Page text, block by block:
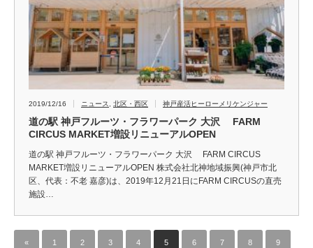
2019/12/16 ニュース 北区・西区 神戸産活ヒーローメリケンジャー
道の駅 神戸フルーツ・フラワーパーク 大沢 FARM
CIRCUS MARKET増設リニューアルOPEN
道の駅 神戸フルーツ・フラワーパーク 大沢 FARM CIRCUS
MARKET増設リニューアルOPEN 株式会社北神地域振興(神戸市北
区、代表：不老 嘉彦)は、2019年12月21日にFARM CIRCUSの直売
施設…
« 1 2 3 4 5 6 7 8 9